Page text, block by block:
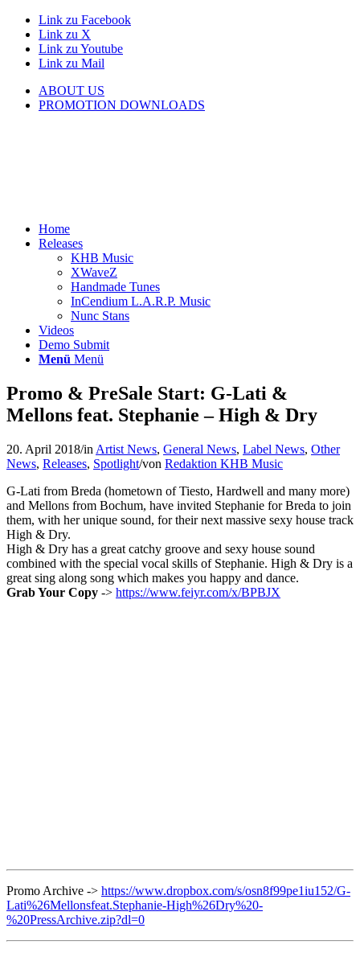
Link zu Facebook
Link zu X
Link zu Youtube
Link zu Mail
ABOUT US
PROMOTION DOWNLOADS
Home
Releases
KHB Music
XWaveZ
Handmade Tunes
InCendium L.A.R.P. Music
Nunc Stans
Videos
Demo Submit
Menü Menü
Promo & PreSale Start: G-Lati &
Mellons feat. Stephanie – High & Dry
20. April 2018/in Artist News, General News, Label News, Other
News, Releases, Spotlight/von Redaktion KHB Music
G-Lati from Breda (hometown of Tiesto, Hardwell and many more)
and Mellons from Bochum, have invited Stephanie for Breda to join
them, with her unique sound, for their next massive sexy house track
High & Dry.
High & Dry has a great catchy groove and sexy house sound
combined with the special vocal skills of Stephanie. High & Dry is a
great sing along song which makes you happy and dance.
Grab Your Copy -> https://www.feiyr.com/x/BPBJX
Promo Archive -> https://www.dropbox.com/s/osn8f99pe1iu152/G-
Lati%26Mellonsfeat.Stephanie-High%26Dry%20-
%20PressArchive.zip?dl=0